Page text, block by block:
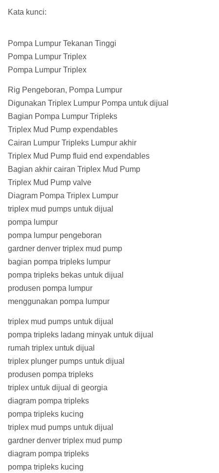
Kata kunci:
Pompa Lumpur Tekanan Tinggi
Pompa Lumpur Triplex
Pompa Lumpur Triplex
Rig Pengeboran, Pompa Lumpur
Digunakan Triplex Lumpur Pompa untuk dijual
Bagian Pompa Lumpur Tripleks
Triplex Mud Pump expendables
Cairan Lumpur Tripleks Lumpur akhir
Triplex Mud Pump fluid end expendables
Bagian akhir cairan Triplex Mud Pump
Triplex Mud Pump valve
Diagram Pompa Triplex Lumpur
triplex mud pumps untuk dijual
pompa lumpur
pompa lumpur pengeboran
gardner denver triplex mud pump
bagian pompa tripleks lumpur
pompa tripleks bekas untuk dijual
produsen pompa lumpur
menggunakan pompa lumpur
triplex mud pumps untuk dijual
pompa tripleks ladang minyak untuk dijual
rumah triplex untuk dijual
triplex plunger pumps untuk dijual
produsen pompa tripleks
triplex untuk dijual di georgia
diagram pompa tripleks
pompa tripleks kucing
triplex mud pumps untuk dijual
gardner denver triplex mud pump
diagram pompa tripleks
pompa tripleks kucing